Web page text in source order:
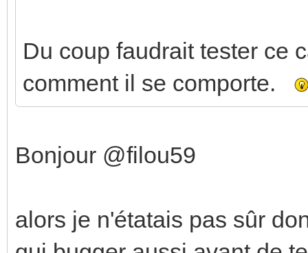
Du coup faudrait tester ce
comment il se comporte.
Bonjour @filou59
alors je n'étatais pas sûr